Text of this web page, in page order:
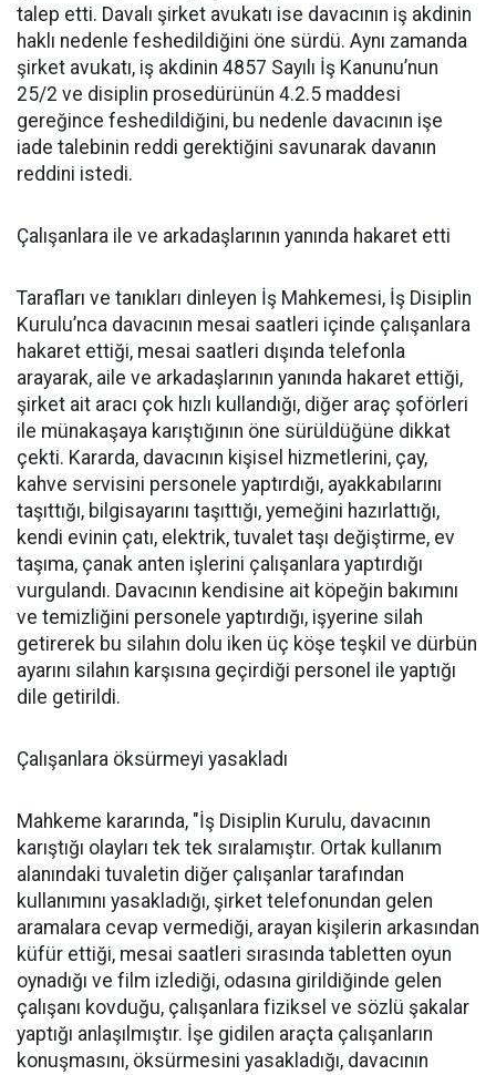
talep etti. Davalı şirket avukatı ise davacının iş akdinin
haklı nedenle feshedildiğini öne sürdü. Aynı zamanda
şirket avukatı, iş akdinin 4857 Sayılı İş Kanunu’nun
25/2 ve disiplin prosedürünün 4.2.5 maddesi
gereğince feshedildiğini, bu nedenle davacının işe
iade talebinin reddi gerektiğini savunarak davanın
reddini istedi.
Çalışanlara ile ve arkadaşlarının yanında hakaret etti
Tarafları ve tanıkları dinleyen İş Mahkemesi, İş Disiplin
Kurulu’nca davacının mesai saatleri içinde çalışanlara
hakaret ettiği, mesai saatleri dışında telefonla
arayarak, aile ve arkadaşlarının yanında hakaret ettiği,
şirket ait aracı çok hızlı kullandığı, diğer araç şoförleri
ile münakaşaya karıştığının öne sürüldüğüne dikkat
çekti. Kararda, davacının kişisel hizmetlerini, çay,
kahve servisini personele yaptırdığı, ayakkabılarını
taşıttığı, bilgisayarını taşıttığı, yemeğini hazırlattığı,
kendi evinin çatı, elektrik, tuvalet taşı değiştirme, ev
taşıma, çanak anten işlerini çalışanlara yaptırdığı
vurgulandı. Davacının kendisine ait köpeğin bakımını
ve temizliğini personele yaptırdığı, işyerine silah
getirerek bu silahın dolu iken üç köşe teşkil ve dürbün
ayarını silahın karşısına geçirdiği personel ile yaptığı
dile getirildi.
Çalışanlara öksürmeyi yasakladı
Mahkeme kararında, "İş Disiplin Kurulu, davacının
karıştığı olayları tek tek sıralamıştır. Ortak kullanım
alanındaki tuvaletin diğer çalışanlar tarafından
kullanımını yasakladığı, şirket telefonundan gelen
aramalara cevap vermediği, arayan kişilerin arkasından
küfür ettiği, mesai saatleri sırasında tabletten oyun
oynadığı ve film izlediği, odasına girildiğinde gelen
çalışanı kovduğu, çalışanlara fiziksel ve sözlü şakalar
yaptığı anlaşılmıştır. İşe gidilen araçta çalışanların
konuşmasını, öksürmesini yasakladığı, davacının